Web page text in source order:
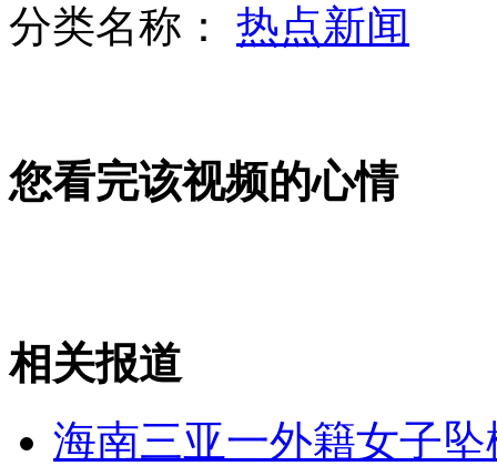
业内预计9月CPI重回“1”时代
山西运城恶犬咬伤多人 警民合力深夜将其击毙
无痛分娩是否安全 医生回应
外交部：反对强权政治霸凌主义
分类名称： 热点新闻
您看完该视频的心情
相关报道
海南三亚一外籍女子